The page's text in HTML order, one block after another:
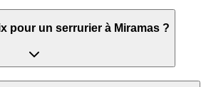
pour un serrurier à Miramas ?